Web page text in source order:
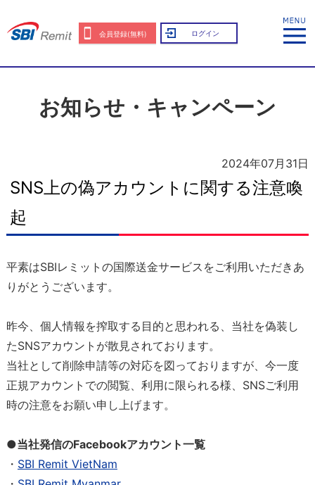
会員登録(無料) ログイン
お知らせ・キャンペーン
2024年07月31日
SNS上の偽アカウントに関する注意喚
起
平素はSBIレミットの国際送金サービスをご利用いただきあ
りがとうございます。
昨今、個人情報を搾取する目的と思われる、当社を偽装し
たSNSアカウントが散見されております。
当社として削除申請等の対応を図っておりますが、今一度
正規アカウントでの閲覧、利用に限られる様、SNSご利用
時の注意をお願い申し上げます。
●当社発信のFacebookアカウント一覧
・ SBI Remit VietNam